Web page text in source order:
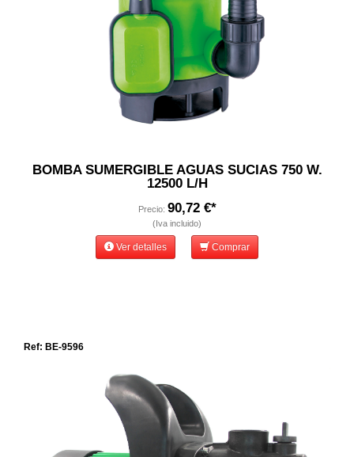
BOMBA SUMERGIBLE AGUAS SUCIAS 750 W.
12500 L/H
Precio: 90,72 €*
(Iva incluido)
Ver detalles Comprar
Ref: BE-9596